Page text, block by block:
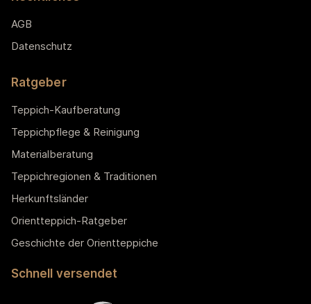
AGB
Datenschutz
Ratgeber
Teppich-Kaufberatung
Teppichpflege & Reinigung
Materialberatung
Teppichregionen & Traditionen
Herkunftsländer
Orientteppich-Ratgeber
Geschichte der Orientteppiche
Schnell versendet